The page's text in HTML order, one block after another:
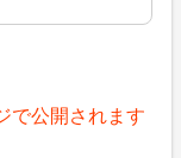
で公開されます